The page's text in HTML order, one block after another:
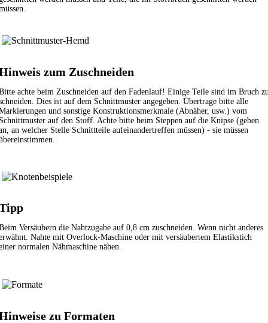
zum Zuschneiden
achte beim Zuschneiden auf den Fadenlauf! Einige Teile sind im Bruch
Dies ist auf dem Schnittmuster angegeben. Übertrage bitte alle
und sonstige Konstruktionsmerkmale (Abnäher, usw.) vom
auf den Stoff. Achte bitte beim Steppen auf die Knipse (geben
an welcher Stelle Schnittteile aufeinandertreffen müssen) - sie müssen
Versäubern die Nahtzugabe auf 0,8 cm zuschneiden. Wenn nicht anderes
Nahte mit Overlock-Maschine oder mit versäubertem Elastikstich
normalen Nähmaschine nähen.
zu Formaten